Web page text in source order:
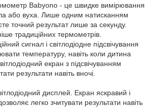
Babyono - це швидке вимірювання
або вуха. Лише одним натисканням
точний результат лише за секунду.
традиційних термометрів.
сигнал і світлодіодне підсвічування
температуру, навіть коли дитина
екран з підсвічуванням
результати навіть вночі.
дисплей. Екран яскравий і
легко зчитувати результати навіть